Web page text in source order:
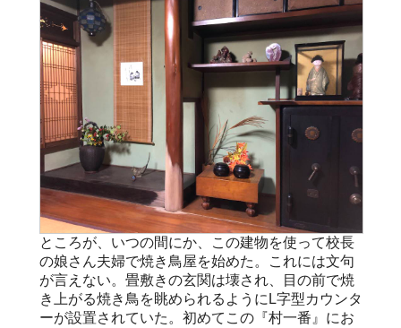
ところが、いつの間にか、この建物を使って校長
の娘さん夫婦で焼き鳥屋を始めた。これには文句
が言えない。畳敷きの玄関は壊され、目の前で焼
き上がる焼き鳥を眺められるようにL字型カウンタ
ーが設置されていた。初めてこの『村一番』にお